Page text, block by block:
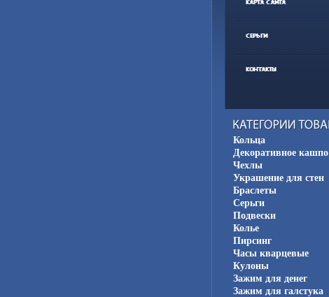
Кольца
Декоративное кашпо
Чехлы
Украшение для стен
Браслеты
Серьги
Подвески
Колье
Пирсинг
Часы кварцевые
Кулоны
Зажим для денег
Зажим для галстука